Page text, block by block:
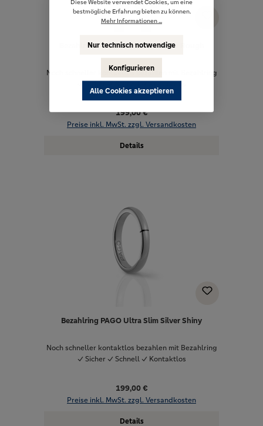
Bezahlring PAGO Ultra Slim Silver Rough
Noch schneller kontaktlos bezahlen mit Bezahlring
✓ Sicher ✓ Schnell ✓ Kontaktlos
199,00 €
Preise inkl. MwSt. zzgl. Versandkosten
Details
Bezahlring PAGO Ultra Slim Silver Shiny
Noch schneller kontaktlos bezahlen mit Bezahlring
✓ Sicher ✓ Schnell ✓ Kontaktlos
199,00 €
Preise inkl. MwSt. zzgl. Versandkosten
Details
Diese Website verwendet Cookies, um eine
bestmögliche Erfahrung bieten zu können.
Mehr Informationen ...
Nur technisch notwendige
Konfigurieren
Alle Cookies akzeptieren